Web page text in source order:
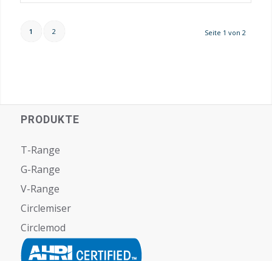
Seite 1 von 2
1 2
PRODUKTE
T-Range
G-Range
V-Range
Circlemiser
Circlemod